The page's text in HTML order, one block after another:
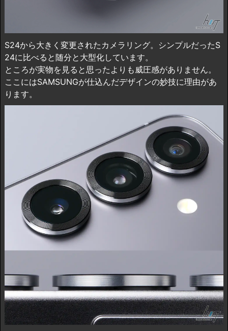
S24から大きく変更されたカメラリング。シンプルだったS
24に比べると随分と大型化しています。
ところが実物を見ると思ったよりも威圧感がありません。
ここにはSAMSUNGが仕込んだデザインの妙技に理由があ
ります。